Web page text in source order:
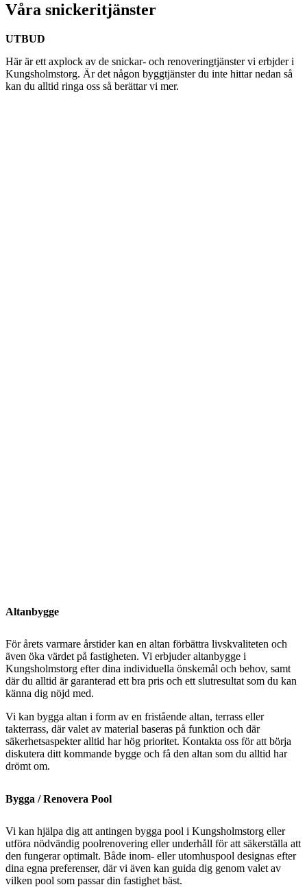
Våra snickeritjänster
UTBUD
Här är ett axplock av de snickar- och renoveringtjänster vi erbjder i
Kungsholmstorg. Är det någon byggtjänster du inte hittar nedan så
kan du alltid ringa oss så berättar vi mer.
Altanbygge
För årets varmare årstider kan en altan förbättra livskvaliteten och
även öka värdet på fastigheten. Vi erbjuder altanbygge i
Kungsholmstorg efter dina individuella önskemål och behov, samt
där du alltid är garanterad ett bra pris och ett slutresultat som du kan
känna dig nöjd med.
Vi kan bygga altan i form av en fristående altan, terrass eller
takterrass, där valet av material baseras på funktion och där
säkerhetsaspekter alltid har hög prioritet. Kontakta oss för att börja
diskutera ditt kommande bygge och få den altan som du alltid har
drömt om.
Bygga / Renovera Pool
Vi kan hjälpa dig att antingen bygga pool i Kungsholmstorg eller
utföra nödvändig poolrenovering eller underhåll för att säkerställa att
den fungerar optimalt. Både inom- eller utomhuspool designas efter
dina egna preferenser, där vi även kan guida dig genom valet av
vilken pool som passar din fastighet bäst.